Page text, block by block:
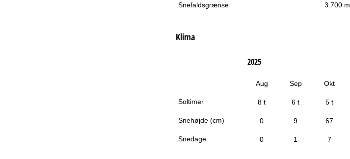
Snefaldsgrænse 3.700 m
Klima
Soltimer
Snehøjde (cm)
Snedage
2025
Aug Sep Okt
8 t 6 t 5 t
0 9 67
0 1 7